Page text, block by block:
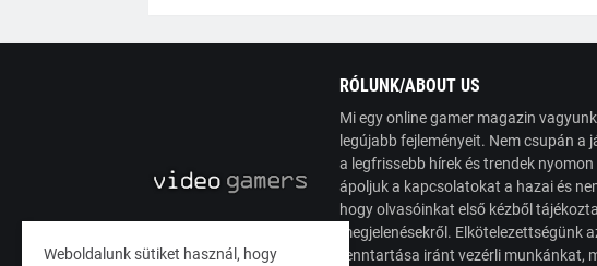
RÓLUNK/ABOUT US
Mi egy online gamer magazin
legújabb fejleményeit. Nem csupán a
a legfrissebb hírek és trendek
ápoljuk a kapcsolatokat a hazai és
hogy olvasóinkat első kézből
megjelenésekről. Elkötelezettségünk
fenntartása iránt vezérli munkánkat,
Weboldalunk sütiket használ, hogy